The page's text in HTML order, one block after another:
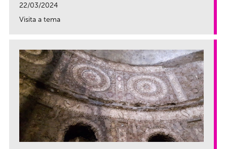
22/03/2024
Visita a tema